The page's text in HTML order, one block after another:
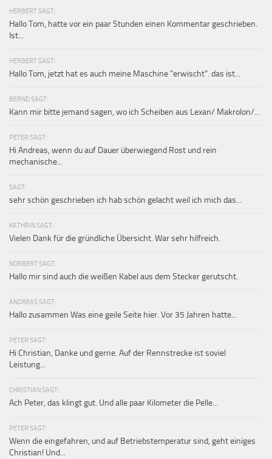
HERBERT SAGT:
Hallo Tom, hatte vor ein paar Stunden einen Kommentar geschrieben.
Ist...
HERBERT SAGT:
Hallo Tom, jetzt hat es auch meine Maschine "erwischt". das ist...
BERND SAGT:
Kann mir bitte jemand sagen, wo ich Scheiben aus Lexan/ Makrolon/...
PETER SAGT:
Hi Andreas, wenn du auf Dauer überwiegend Rost und rein
mechanische...
SAGT:
sehr schön geschrieben ich hab schön gelacht weil ich mich das...
KATHRIN SAGT:
Vielen Dank für die gründliche Übersicht. War sehr hilfreich.
NORBERT SAGT:
Hallo mir sind auch die weißen Kabel aus dem Stecker gerutscht.
ANDREAS SAGT:
Hallo zusammen Was eine geile Seite hier. Vor 35 Jahren hatte...
PETER SAGT:
Hi Christian, Danke und gerne. Auf der Rennstrecke ist soviel
Leistung...
CHRISTIAN SAGT:
Ach Peter, das klingt gut. Und alle paar Kilometer die Pelle...
PETER SAGT:
Wenn die eingefahren, und auf Betriebstemperatur sind, geht einiges
Christian! Und...